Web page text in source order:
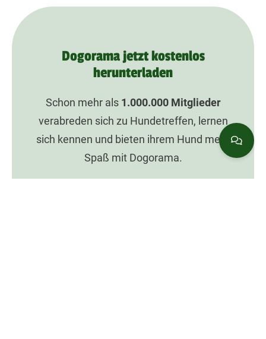
Dogorama jetzt kostenlos
herunterladen
Schon mehr als 1.000.000Mitglieder
verabreden sich zu Hundetreffen, lernen
sich kennen und bieten ihrem Hund mehr
Spaß mit Dogorama.